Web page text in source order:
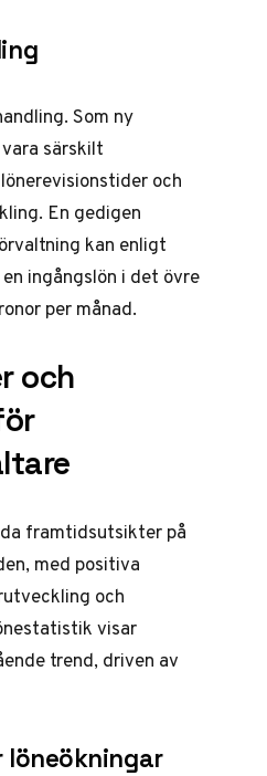
Som ny
särskilt
och
En gedigen
kan enligt
ingångslön i det övre
per månad.
och
framtidsutsikter på
med positiva
och
visar
trend, driven av
löneökningar